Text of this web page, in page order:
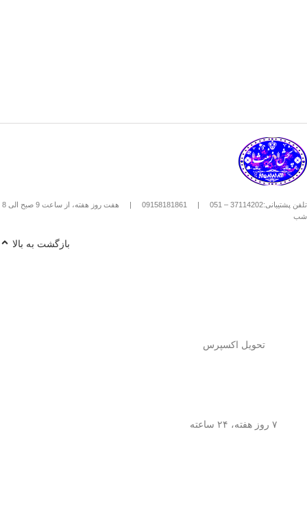
تلفن پشتیبانی:37114202 – 051 |
09158181861
|
هفت روز هفته، از ساعت 9 صبح الی 8
شب
بازگشت به بالا
تحویل اکسپرس
۷ روز هفته، ۲۴ ساعته